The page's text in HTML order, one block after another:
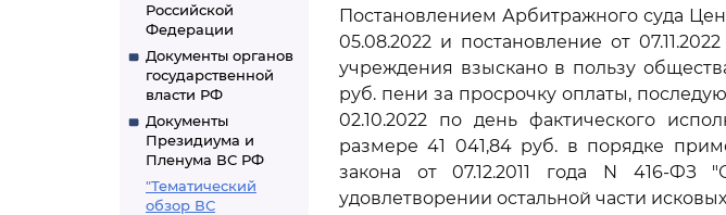
Российской
Федерации
Документы органов
государственной
власти РФ
Документы
Президиума и
Пленума ВС РФ
"Тематический
обзор ВС
Постановлением Арбитражного суда
05.08.2022 и постановление от
учреждения взыскано в пользу
руб. пени за просрочку оплаты,
02.10.2022 по день фактического
размере 41 041,84 руб. в порядке
закона от 07.12.2011 года N 416-ФЗ
удовлетворении остальной части